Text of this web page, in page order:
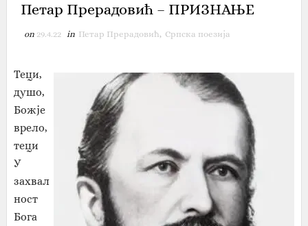
Петар Прерадовић – ПРИЗНАЊЕ
on 29.4.22 in Петар Прерадовић, Српска поезија
Теци,
душо,
Божје
врело,
теци
У
захвал
ност
Бога